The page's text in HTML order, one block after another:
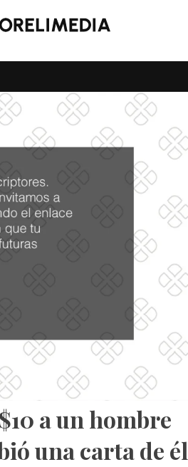
a un hombre
una carta de él